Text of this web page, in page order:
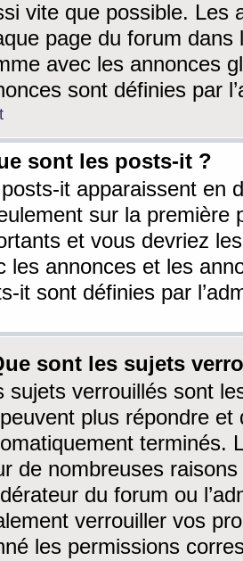
vite que possible. Les
page du forum dans
avec les annonces
sont définies par
sont les posts-it ?
it apparaissent en
sur la première
et vous devriez
les annonces et les
it sont définies par
sont les sujets
sujets verrouillés sont
plus répondre
terminés.
de nombreuses
du forum ou
verrouiller vos
les permissions